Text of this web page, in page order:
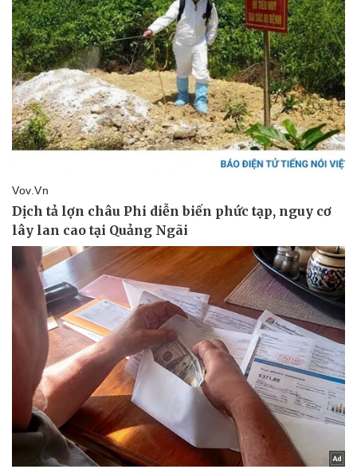
Pháp luật
Vụ án
Tin nóng
Tư vấn luật
Vũ khí
Phân tích